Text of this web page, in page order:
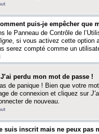
puis-je empêcher que
le Panneau de Contrôle de
, si vous activez cette option
serez compté comme un
perdu mon mot de passe !
de panique ! Bien que votre
de connexion et cliquez sur
de nouveau.
suis inscrit mais ne peux pas